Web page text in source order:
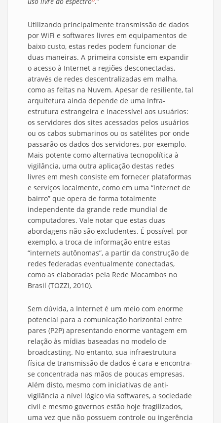
Utilizando principalmente transmissão de dados
por WiFi e softwares livres em equipamentos de
baixo custo, estas redes podem funcionar de
duas maneiras. A primeira consiste em expandir
o acesso à Internet a regiões desconectadas,
através de redes descentralizadas em malha,
como as feitas na Nuvem. Apesar de resiliente, tal
arquitetura ainda depende de uma infra-
estrutura estrangeira e inacessível aos usuários:
os servidores dos sites acessados pelos usuários
ou os cabos submarinos ou os satélites por onde
passarão os dados dos servidores, por exemplo.
Mais potente como alternativa tecnopolítica à
vigilância, uma outra aplicação destas redes
livres em mesh consiste em fornecer plataformas
e serviços localmente, como em uma “internet de
bairro” que opera de forma totalmente
independente da grande rede mundial de
computadores. Vale notar que estas duas
abordagens não são excludentes. É possível, por
exemplo, a troca de informação entre estas
“internets autônomas”, a partir da construção de
redes federadas eventualmente conectadas,
como as elaboradas pela Rede Mocambos no
Brasil (TOZZI, 2010).
Sem dúvida, a Internet é um meio com enorme
potencial para a comunicação horizontal entre
pares (P2P) apresentando enorme vantagem em
relação às mídias baseadas no modelo de
broadcasting. No entanto, sua infraestrutura
física de transmissão de dados é cara e encontra-
se concentrada nas mãos de poucas empresas.
Além disto, mesmo com iniciativas de anti-
vigilância a nível lógico via softwares, a sociedade
civil e mesmo governos estão hoje fragilizados,
uma vez que não possuem controle ou ingerência